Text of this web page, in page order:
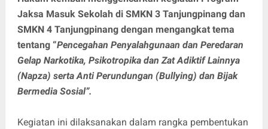
Jaksa Masuk Sekolah di SMKN 3 Tanjungpinang dan
SMKN 4 Tanjungpinang dengan mengangkat tema
tentang “Pencegahan Penyalahgunaan dan Peredaran
Gelap Narkotika, Psikotropika dan Zat Adiktif Lainnya
(Napza) serta Anti Perundungan (Bullying) dan Bijak
Bermedia Sosial”.
Kegiatan ini dilaksanakan dalam rangka pembentukan